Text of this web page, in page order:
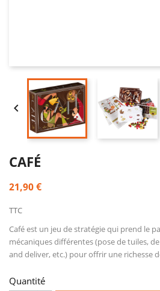

CAFÉ
21,90 €
TTC
Café est un jeu de stratégie qui prend le
mécaniques différentes (pose de tuiles,
and deliver, etc.) pour offrir une richesse
Quantité